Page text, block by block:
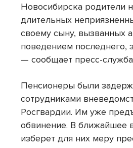
Новосибирска родители
длительных
своему сыну, вызванных
поведением последнего,
— сообщает пресс-
Пенсионеры были
сотрудниками
Росгвардии. Им уже
обвинение. В ближайшее
изберет для них меру